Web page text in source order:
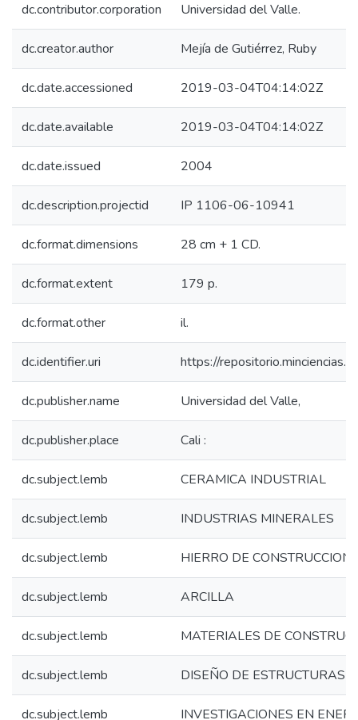
dc.contributor.corporation Universidad del Valle.
dc.creator.author Mejía de Gutiérrez, Ruby
dc.date.accessioned 2019-03-04T04:14:02Z
dc.date.available 2019-03-04T04:14:02Z
dc.date.issued 2004
dc.description.projectid IP 1106-06-10941
dc.format.dimensions 28 cm + 1 CD.
dc.format.extent 179 p.
dc.format.other il.
dc.identifier.uri https://
dc.publisher.name Universidad del Valle,
dc.publisher.place Cali :
dc.subject.lemb CERAMICA INDUSTRIAL
dc.subject.lemb INDUSTRIAS MINERALES
dc.subject.lemb HIERRO DE CONSTRUCCION
dc.subject.lemb ARCILLA
dc.subject.lemb MATERIALES DE
dc.subject.lemb DISEÑO DE ESTRUCTURAS
dc.subject.lemb INVESTIGACIONES EN